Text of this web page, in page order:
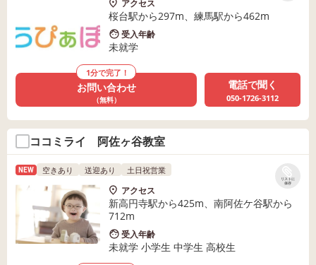
アクセス
桜台駅から297m、練馬駅から462m
受入年齢
未就学
1分で完了！
お問い合わせ
（無料）
電話で聞く
050-1726-3112
ココミライ 阿佐ヶ谷教室
リストに
保存
NEW 空きあり 送迎あり 土日祝営業
アクセス
新高円寺駅から425m、南阿佐ケ谷駅から
712m
受入年齢
未就学 小学生 中学生 高校生